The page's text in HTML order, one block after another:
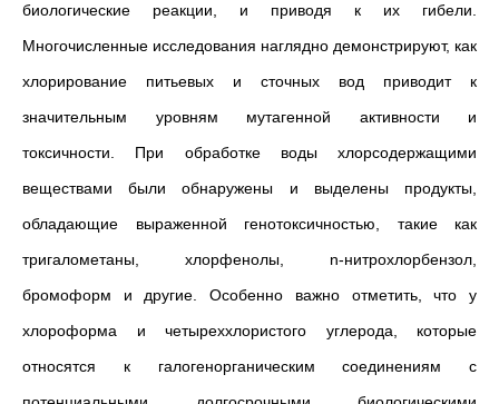
биологические реакции, и приводя к их гибели.
Многочисленные исследования наглядно демонстрируют, как
хлорирование питьевых и сточных вод приводит к
значительным уровням мутагенной активности и
токсичности. При обработке воды хлорсодержащими
веществами были обнаружены и выделены продукты,
обладающие выраженной генотоксичностью, такие как
тригалометаны, хлорфенолы, n-нитрохлорбензол,
бромоформ и другие. Особенно важно отметить, что у
хлороформа и четыреххлористого углерода, которые
относятся к галогенорганическим соединениям с